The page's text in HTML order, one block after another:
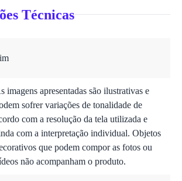
Técnicas
imagens apresentadas são ilustrativas e
sofrer variações de tonalidade de
com a resolução da tela utilizada e
com a interpretação individual. Objetos
que podem compor as fotos ou
não acompanham o produto.